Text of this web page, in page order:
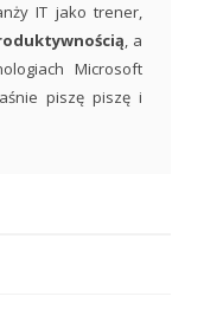
IT jako trener,
, a
Microsoft
piszę piszę i